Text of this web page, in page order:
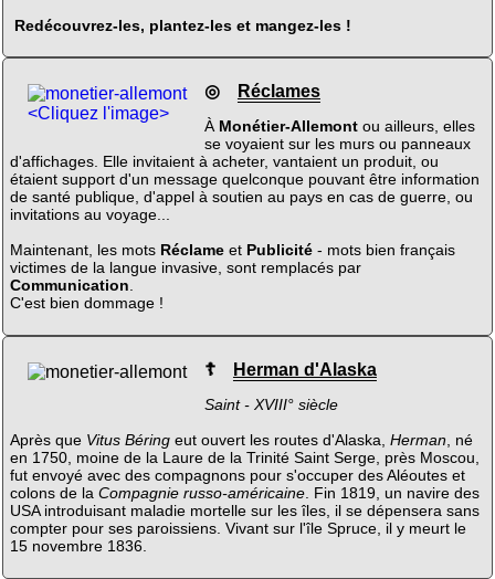
Redécouvrez-les, plantez-les et mangez-les !
<Cliquez l'image>
◎ Réclames
À Monétier-Allemontou ailleurs, elles
se voyaient sur les murs ou panneaux
d'affichages. Elle invitaient à acheter, vantaient un produit, ou
étaient support d'un message quelconque pouvant être information
de santé publique, d'appel à soutien au pays en cas de guerre, ou
invitations au voyage...
Maintenant, les mots Réclameet Publicité- mots bien français
victimes de la langue invasive, sont remplacés par
Communication.
C'est bien dommage !
☦ Herman d'Alaska
Saint - XVIII° siècle
Après que Vitus Béringeut ouvert les routes d'Alaska, Herman, né
en 1750, moine de la Laure de la Trinité Saint Serge, près Moscou,
fut envoyé avec des compagnons pour s'occuper des Aléoutes et
colons de la Compagnie russo-américaine. Fin 1819, un navire des
USA introduisant maladie mortelle sur les îles, il se dépensera sans
compter pour ses paroissiens. Vivant sur l'île Spruce, il y meurt le
15 novembre 1836.